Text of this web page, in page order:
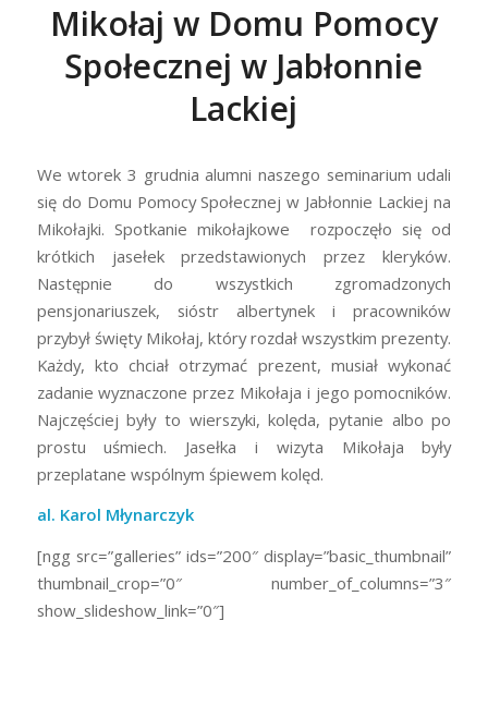
Mikołaj w Domu Pomocy
Społecznej w Jabłonnie
Lackiej
We wtorek 3 grudnia alumni naszego seminarium udali
się do Domu Pomocy Społecznej w Jabłonnie Lackiej na
Mikołajki. Spotkanie mikołajkowe rozpoczęło się od
krótkich jasełek przedstawionych przez kleryków.
Następnie do wszystkich zgromadzonych
pensjonariuszek, sióstr albertynek i pracowników
przybył święty Mikołaj, który rozdał wszystkim prezenty.
Każdy, kto chciał otrzymać prezent, musiał wykonać
zadanie wyznaczone przez Mikołaja i jego pomocników.
Najczęściej były to wierszyki, kolęda, pytanie albo po
prostu uśmiech. Jasełka i wizyta Mikołaja były
przeplatane wspólnym śpiewem kolęd.
al. Karol Młynarczyk
[ngg src=”galleries” ids=”200″ display=”basic_thumbnail”
thumbnail_crop=”0″ number_of_columns=”3″
show_slideshow_link=”0″]